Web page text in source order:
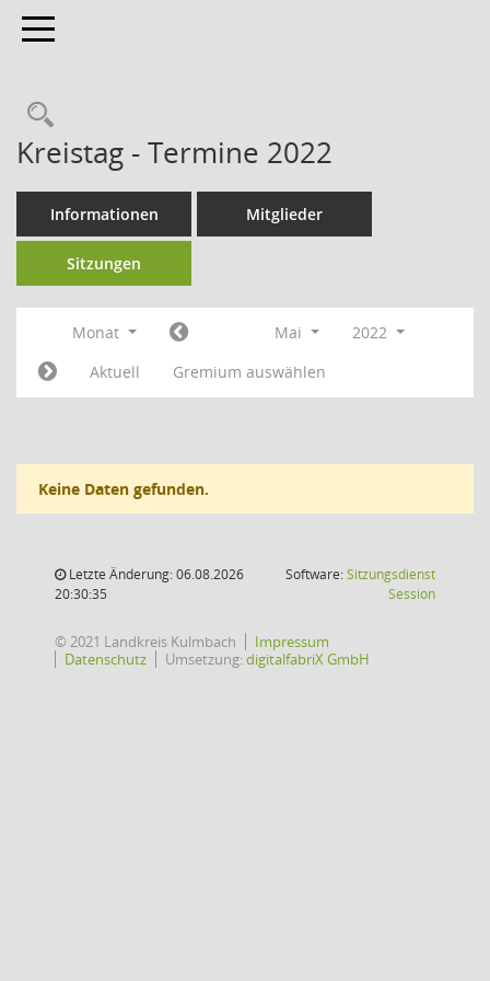
Toggle navigation
Kreistag - Termine 2022
Informationen Mitglieder
Sitzungen
Monat Mai
2022
Aktuell
Gremium auswählen
Keine Daten gefunden.
Letzte Änderung: 06.08.2026
20:30:35
Software:Sitzungsdienst
Session(Wird in
© 2021 Landkreis Kulmbach
Impressum
Datenschutz
Umsetzung:digitalfabriX GmbH